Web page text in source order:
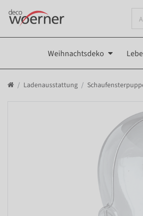
Weihnachtsdeko
Ladenausstattung